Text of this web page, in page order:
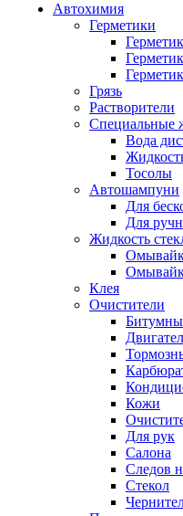
Автохимия
Герметики
Грязь
Растворители
Специальные
Вода
Тосолы
Автошампуни
Для
Для
Жидкость
Клея
Очистители
Кожи
Для рук
Салона
Следов
Стекол